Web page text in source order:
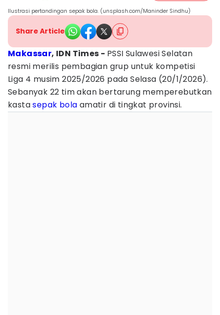
Ilustrasi pertandingan sepak bola. (unsplash.com/Maninder Sindhu)
Share Article
Makassar, IDN Times - PSSI Sulawesi Selatan
resmi merilis pembagian grup untuk kompetisi
Liga 4 musim 2025/2026 pada Selasa (20/1/2026).
Sebanyak 22 tim akan bertarung memperebutkan
kastasepak bola amatir di tingkat provinsi.